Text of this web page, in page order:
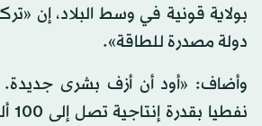
بولاية قونية في وسط البلاد، إن
دولة مصدرة للطاقة».
وأضاف: «أود أن أزف بشرى جديدة.